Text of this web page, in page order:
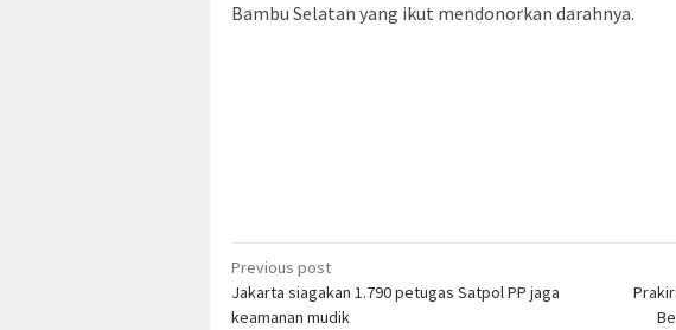
Bambu Selatan yang ikut mendonorkan darahnya.
Post
navigation
Previous post
Jakarta siagakan 1.790 petugas Satpol PP jaga
keamanan mudik